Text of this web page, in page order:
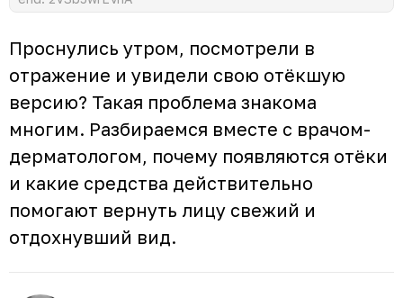
Проснулись утром, посмотрели в
отражение и увидели свою отёкшую
версию? Такая проблема знакома
многим. Разбираемся вместе с врачом-
дерматологом, почему появляются отёки
и какие средства действительно
помогают вернуть лицу свежий и
отдохнувший вид.